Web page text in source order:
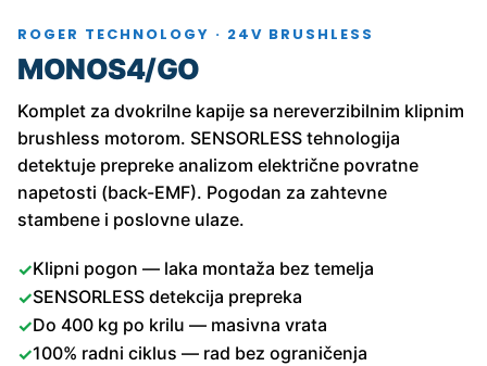
ROGER TECHNOLOGY · 24V BRUSHLESS
MONOS4/GO
Komplet za dvokrilne kapije sa nereverzibilnim klipnim
brushless motorom. SENSORLESS tehnologija
detektuje prepreke analizom električne povratne
napetosti (back-EMF). Pogodan za zahtevne
stambene i poslovne ulaze.
Klipni pogon — laka montaža bez temelja
SENSORLESS detekcija prepreka
Do 400 kg po krilu — masivna vrata
100% radni ciklus — rad bez ograničenja